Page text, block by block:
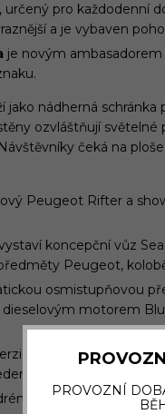
PROVOZNÍ
pro každodenní
a je vybaven
je novým
nádherná
ozvláštňují světelné
čeká na
Peugeot Rifter a
koncepční vůz
Peugeot,
osmistupňovou
motorem
pro rok 2018, 308
karoserie;
odstínu Emerald